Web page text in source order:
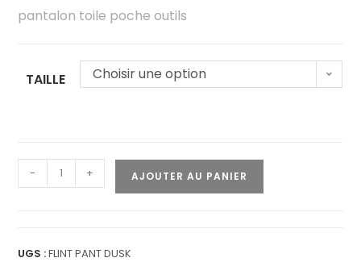
pantalon toile poche outils
TAILLE Choisir une option
- + AJOUTER AU PANIER
UGS :FLINT PANT DUSK